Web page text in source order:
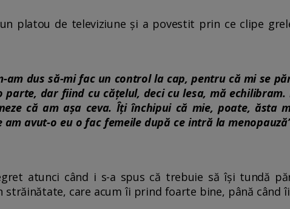
platou de televiziune și a povestit prin ce clipe
am dus să-mi fac un control la cap, pentru că mi se
dar fiind cu cățelul, deci cu lesa, mă echilibram.
că am așa ceva. Îți închipui că mie, poate, ăsta
avut-o eu o fac femeile după ce intră la
atunci când i s-a spus că trebuie să își tundă
care acum îi prind foarte bine, până când